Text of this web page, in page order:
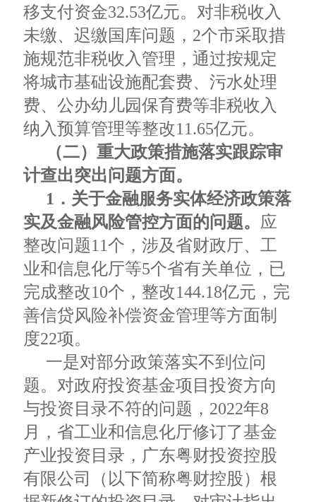
移支付资金32.53亿元。对非税收入
未缴、迟缴国库问题，2个市采取措
施规范非税收入管理，通过按规定
将城市基础设施配套费、污水处理
费、公办幼儿园保育费等非税收入
纳入预算管理等整改11.65亿元。
（二）重大政策措施落实跟踪审
计查出突出问题方面。
1．关于金融服务实体经济政策落
实及金融风险管控方面的问题。 应
整改问题11个，涉及省财政厅、工
业和信息化厅等5个省有关单位，已
完成整改10个，整改144.18亿元，完
善信贷风险补偿资金管理等方面制
度22项。
一是对部分政策落实不到位问
题。对政府投资基金项目投资方向
与投资目录不符的问题，2022年8
月，省工业和信息化厅修订了基金
产业投资目录，广东粤财投资控股
有限公司（以下简称粤财控股）根